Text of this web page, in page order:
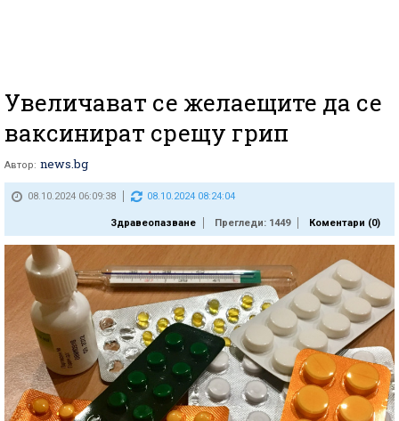
Увеличават се желаещите да се
ваксинират срещу грип
Автор: news.bg
08.10.2024 06:09:38 08.10.2024 08:24:04
Здравеопазване Прегледи: 1449 Коментари (0)